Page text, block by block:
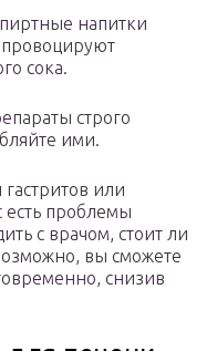
напитки
сока.
строго
ими.
или
есть проблемы
с врачом, стоит ли
вы сможете
снизив